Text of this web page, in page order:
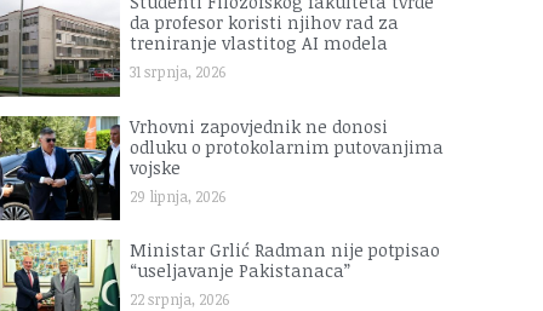
da profesor koristi njihov rad za
treniranje vlastitog AI modela
31 srpnja, 2026
Vrhovni zapovjednik ne donosi
odluku o protokolarnim putovanjima
vojske
29 lipnja, 2026
Ministar Grlić Radman nije potpisao
“useljavanje Pakistanaca”
22 srpnja, 2026